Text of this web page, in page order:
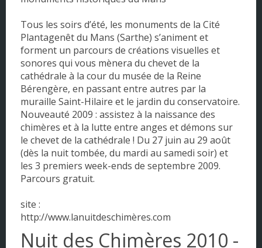
Tous les soirs d’été, les monuments de la Cité
Plantagenêt du Mans (Sarthe) s’animent et
forment un parcours de créations visuelles et
sonores qui vous mènera du chevet de la
cathédrale à la cour du musée de la Reine
Bérengère, en passant entre autres par la
muraille Saint-Hilaire et le jardin du conservatoire.
Nouveauté 2009 : assistez à la naissance des
chimères et à la lutte entre anges et démons sur
le chevet de la cathédrale ! Du 27 juin au 29 août
(dès la nuit tombée, du mardi au samedi soir) et
les 3 premiers week-ends de septembre 2009.
Parcours gratuit.
site :
http://www.lanuitdeschimères.com
Nuit des Chimères 2010 -